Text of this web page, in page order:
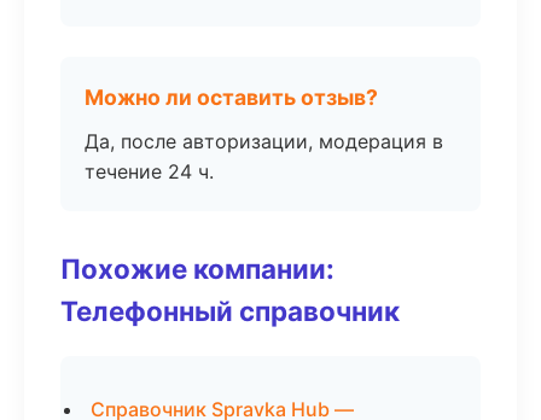
Можно ли оставить отзыв?
Да, после авторизации, модерация в
течение 24 ч.
Похожие компании:
Телефонный справочник
Справочник Spravka Hub —